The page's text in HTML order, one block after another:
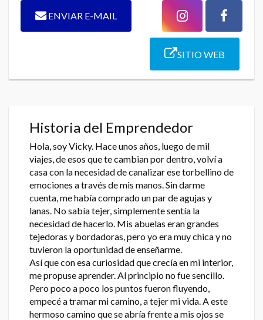
ENVIAR E-MAIL
SITIO WEB
Historia del Emprendedor
Hola, soy Vicky. Hace unos años, luego de mil
viajes, de esos que te cambian por dentro, volví a
casa con la necesidad de canalizar ese torbellino de
emociones a través de mis manos. Sin darme
cuenta, me había comprado un par de agujas y
lanas. No sabía tejer, simplemente sentía la
necesidad de hacerlo. Mis abuelas eran grandes
tejedoras y bordadoras, pero yo era muy chica y no
tuvieron la oportunidad de enseñarme.
Así que con esa curiosidad que crecía en mi interior,
me propuse aprender. Al principio no fue sencillo.
Pero poco a poco los puntos fueron fluyendo,
empecé a tramar mi camino, a tejer mi vida. A este
hermoso camino que se abría frente a mis ojos se